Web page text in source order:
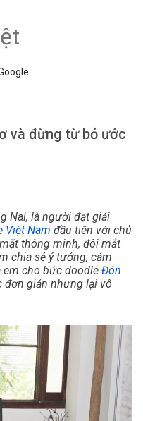
và đừng từ bỏ ước
Nai, là người đạt giải
Việt Nam đầu tiên với chủ
thông minh, đôi mắt
chia sẻ ý tưởng, cảm
em cho bức doodle Đón
đơn giản nhưng lại vô